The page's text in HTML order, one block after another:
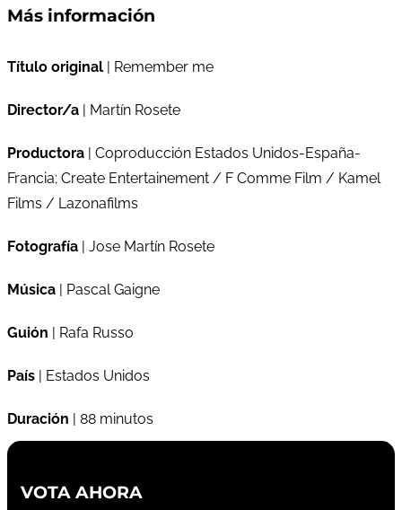
Más información
Título original | Remember me
Director/a | Martín Rosete
Productora | Coproducción Estados Unidos-España-
Francia; Create Entertainement / F Comme Film / Kamel
Films / Lazonafilms
Fotografía | Jose Martín Rosete
Música | Pascal Gaigne
Guión | Rafa Russo
País | Estados Unidos
Duración | 88 minutos
VOTA AHORA